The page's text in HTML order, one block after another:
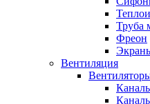
Труба
Фреон
Вентиляция